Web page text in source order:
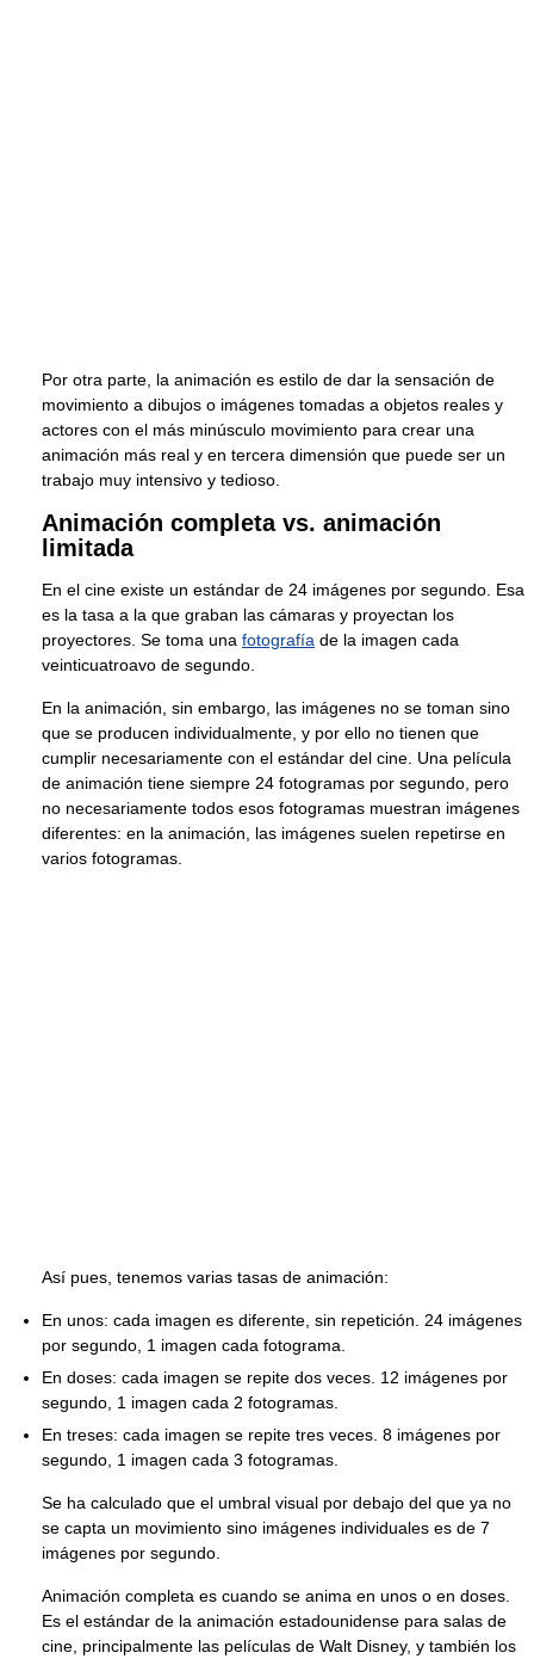
Por otra parte, la animación es estilo de dar la sensación de
movimiento a dibujos o imágenes tomadas a objetos reales y
actores con el más minúsculo movimiento para crear una
animación más real y en tercera dimensión que puede ser un
trabajo muy intensivo y tedioso.
Animación completa vs. animación
limitada
En el cine existe un estándar de 24 imágenes por segundo. Esa
es la tasa a la que graban las cámaras y proyectan los
proyectores. Se toma una fotografía de la imagen cada
veinticuatroavo de segundo.
En la animación, sin embargo, las imágenes no se toman sino
que se producen individualmente, y por ello no tienen que
cumplir necesariamente con el estándar del cine. Una película
de animación tiene siempre 24 fotogramas por segundo, pero
no necesariamente todos esos fotogramas muestran imágenes
diferentes: en la animación, las imágenes suelen repetirse en
varios fotogramas.
Así pues, tenemos varias tasas de animación:
En unos: cada imagen es diferente, sin repetición. 24 imágenes
por segundo, 1 imagen cada fotograma.
En doses: cada imagen se repite dos veces. 12 imágenes por
segundo, 1 imagen cada 2 fotogramas.
En treses: cada imagen se repite tres veces. 8 imágenes por
segundo, 1 imagen cada 3 fotogramas.
Se ha calculado que el umbral visual por debajo del que ya no
se capta un movimiento sino imágenes individuales es de 7
imágenes por segundo.
Animación completa es cuando se anima en unos o en doses.
Es el estándar de la animación estadounidense para salas de
cine, principalmente las películas de Walt Disney, y también los